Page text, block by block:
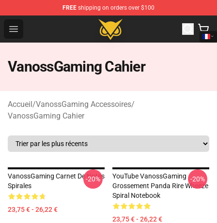
FREE shipping on orders over $100
Open menu
Vanossgaming Store - Official Vanossgaming
VanossGaming Cahier
Accueil/VanossGaming Accessoires/
VanossGaming Cahier
VanossGaming Carnet De Notes
Spirales
23,75 € - 26,22 €
-20%
YouTube VanossGaming
Grossement Panda Rire Wheeze
Spiral Notebook
23,75 € - 26,22 €
-20%